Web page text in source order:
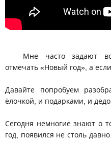
Мне часто задают
отмечать «Новый год», а
Давайте попробуем
ёлочкой, и подарками, и
Сегодня немногие знают о
год, появился не столь